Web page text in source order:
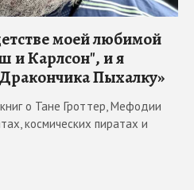
моей любимой
и Карлсон", и я
Пыхалку»
о Тане Гроттер, Мефодии
космических пиратах и